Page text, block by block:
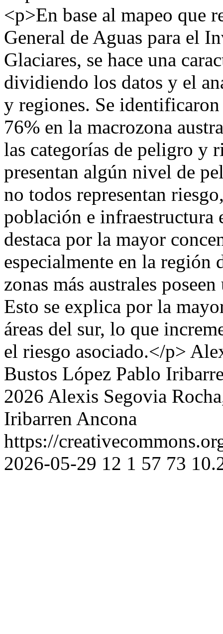
<p>En base al mapeo que
General de Aguas para el
Glaciares, se hace una
dividiendo los datos y el
y regiones. Se
76% en la macrozona
las categorías de peligro y
presentan algún nivel de
no todos representan
población e infraestructura
destaca por la mayor
especialmente en la región
zonas más australes
Esto se explica por la
áreas del sur, lo que
el riesgo asociado.</p>
Bustos López Pablo
2026 Alexis Segovia
Iribarren Ancona
https://
2026-05-29 12 1 57 73